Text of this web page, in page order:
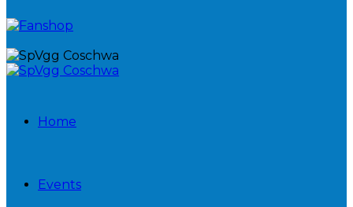
Home
Events